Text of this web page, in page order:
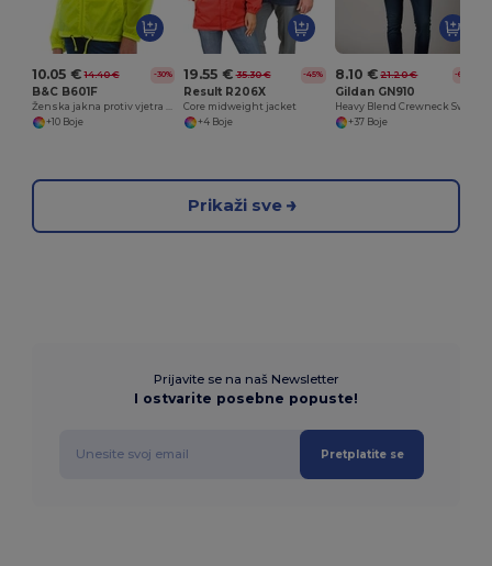
10.05 € 14.40 € -30%
B&C B601F
+10 Boje
19.55 € 35.30 € -45%
Result R206X
Core midweight jacket
+4 Boje
8.10 € 21.20 € -62%
Gildan GN910
+37 Boje
Prikaži sve
Prijavite se na naš Newsletter
I ostvarite posebne popuste!
Pretplatite se